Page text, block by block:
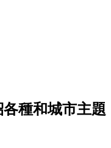
種和城市主題